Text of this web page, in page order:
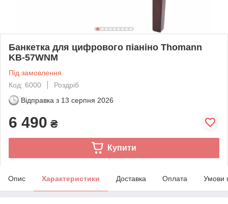
Банкетка для цифрового піаніно Thomann
KB-57WNM
Під замовлення
Код: 6000
Роздріб
Відправка з 13 серпня 2026
6 490 ₴
Купити
Опис Характеристики Доставка Оплата Умови